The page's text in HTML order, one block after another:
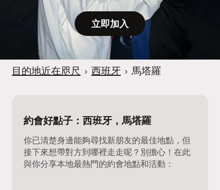
立即加入
目的地近在咫尺 › 西班牙 › 馬塔羅
約會好點子：西班牙，馬塔羅
你已清楚身邊能夠尋找新朋友的最佳地點，但
接下來想帶對方到哪裡走走呢？別擔心！在此
與你分享本地最熱門的約會地點和活動：